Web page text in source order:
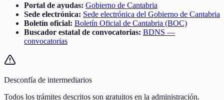
Portal de ayudas: Gobierno de Cantabria
Sede electrónica: Sede electrónica del Gobierno de Cantabria
Boletín oficial: Boletín Oficial de Cantabria (BOC)
Buscador estatal de convocatorias: BDNS —
convocatorias
Desconfía de intermediarios
Todos los trámites descritos son gratuitos en la administración.